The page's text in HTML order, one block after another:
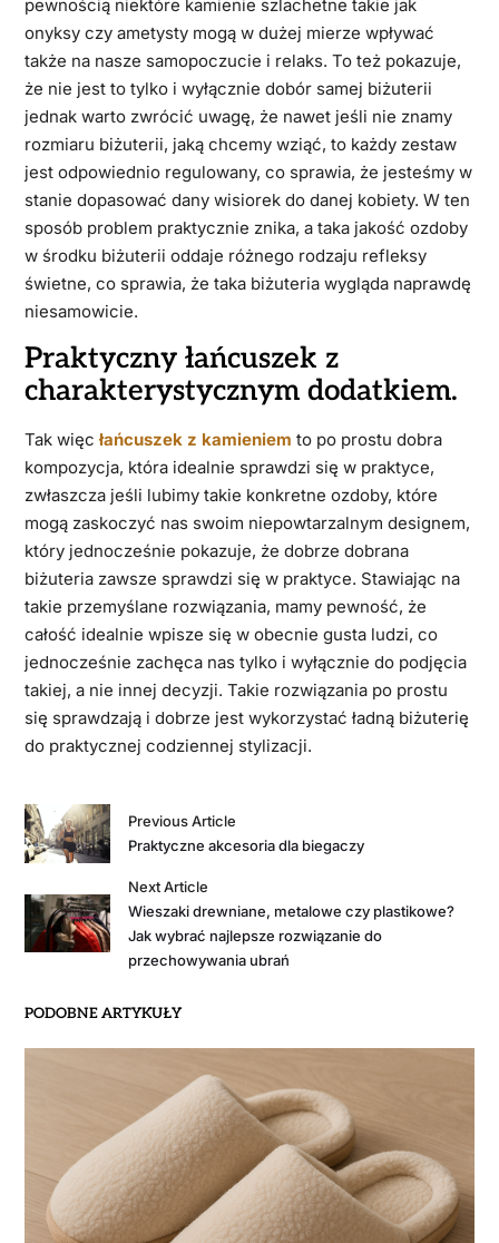
pewnością niektóre kamienie szlachetne takie jak
onyksy czy ametysty mogą w dużej mierze wpływać
także na nasze samopoczucie i relaks. To też pokazuje,
że nie jest to tylko i wyłącznie dobór samej biżuterii
jednak warto zwrócić uwagę, że nawet jeśli nie znamy
rozmiaru biżuterii, jaką chcemy wziąć, to każdy zestaw
jest odpowiednio regulowany, co sprawia, że jesteśmy w
stanie dopasować dany wisiorek do danej kobiety. W ten
sposób problem praktycznie znika, a taka jakość ozdoby
w środku biżuterii oddaje różnego rodzaju refleksy
świetne, co sprawia, że taka biżuteria wygląda naprawdę
niesamowicie.
Praktyczny łańcuszek z
charakterystycznym dodatkiem.
Tak więcłańcuszek z kamieniem to po prostu dobra
kompozycja, która idealnie sprawdzi się w praktyce,
zwłaszcza jeśli lubimy takie konkretne ozdoby, które
mogą zaskoczyć nas swoim niepowtarzalnym designem,
który jednocześnie pokazuje, że dobrze dobrana
biżuteria zawsze sprawdzi się w praktyce. Stawiając na
takie przemyślane rozwiązania, mamy pewność, że
całość idealnie wpisze się w obecnie gusta ludzi, co
jednocześnie zachęca nas tylko i wyłącznie do podjęcia
takiej, a nie innej decyzji. Takie rozwiązania po prostu
się sprawdzają i dobrze jest wykorzystać ładną biżuterię
do praktycznej codziennej stylizacji.
Previous Article
Praktyczne akcesoria dla biegaczy
Next Article
Wieszaki drewniane, metalowe czy plastikowe?
Jak wybrać najlepsze rozwiązanie do
przechowywania ubrań
PODOBNE ARTYKUŁY